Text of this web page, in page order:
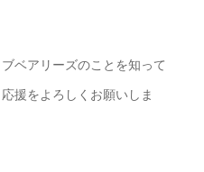
ベアリーズのことを知って
援をよろしくお願いしま